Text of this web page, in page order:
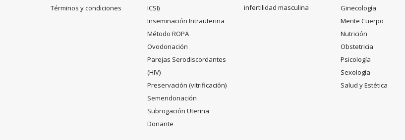
Términos y condiciones
ICSI)
Inseminación Intrauterina
Método ROPA
Ovodonación
Parejas Serodiscordantes
(HIV)
Preservación (vitrificación)
Semendonación
Subrogación Uterina
Donante
infertilidad masculina
Ginecología
Mente Cuerpo
Nutrición
Obstetricia
Psicología
Sexología
Salud y Estética